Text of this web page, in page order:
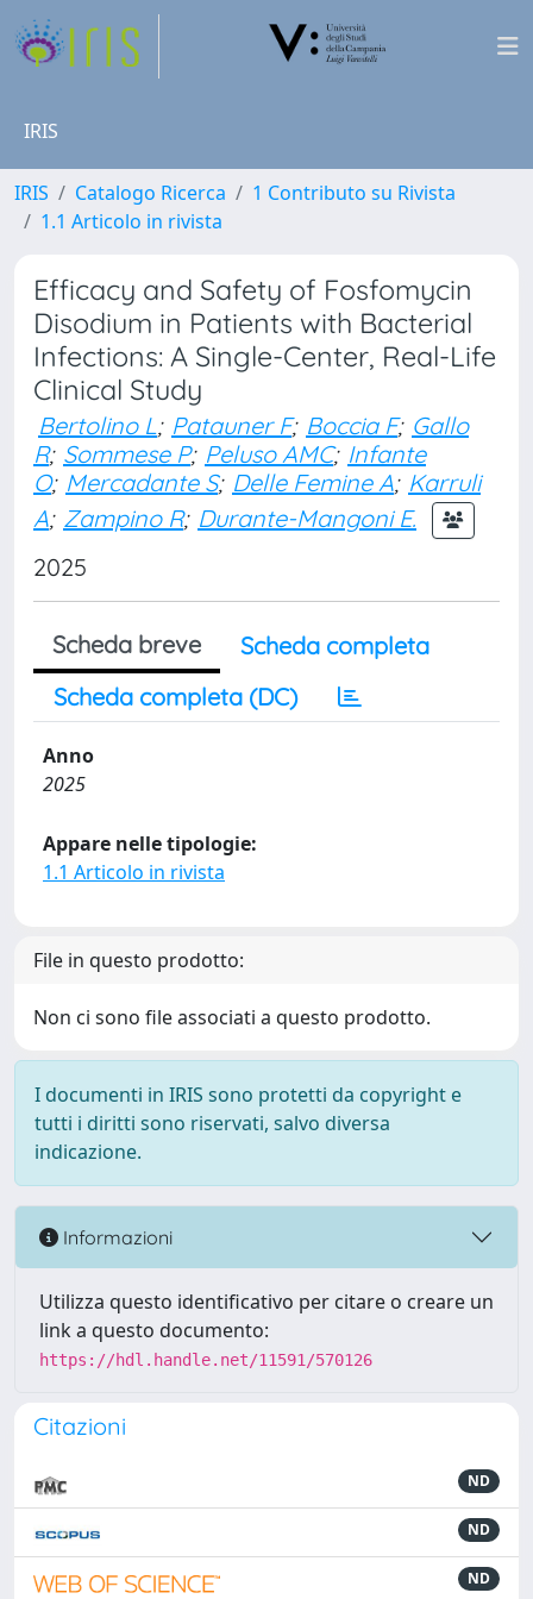
IRIS
IRIS Catalogo Ricerca
1 Contributo su Rivista
1.1 Articolo in rivista
Efficacy and Safety of Fosfomycin
Disodium in Patients with Bacterial
Infections: A Single-Center, Real-Life
Clinical Study
Bertolino L; Patauner F; Boccia F; Gallo
R; Sommese P; Peluso AMC; Infante
O; Mercadante S; Delle Femine A; Karruli
A; Zampino R; Durante-Mangoni E.
2025
Scheda breve
Scheda completa
Scheda completa (DC)
Anno
2025
Appare nelle tipologie:
1.1 Articolo in rivista
File in questo prodotto:
Non ci sono file associati a questo prodotto.
I documenti in IRIS sono protetti da copyright e
tutti i diritti sono riservati, salvo diversa
indicazione.
Informazioni
Utilizza questo identificativo per citare o creare un
link a questo documento:
https://hdl.handle.net/11591/570126
Citazioni
ND
ND
ND